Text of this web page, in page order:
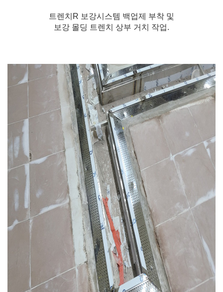
트렌치R 보강시스템 백업제 부착 및
보강 몰딩 트렌치 상부 거치 작업.